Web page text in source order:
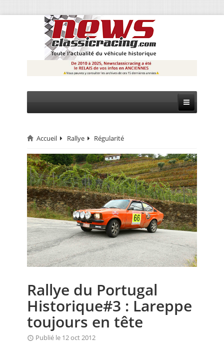
CIRCUIT
RALLYE
MONTAGNE
EVÈNEMENTS
CALENDRIER
FOCUS
ANNUAIRES
PETITES ANNONCES
Accueil Rallye Régularité
Rallye du Portugal
Historique#3 : Lareppe
toujours en tête
Publié le 12 oct 2012